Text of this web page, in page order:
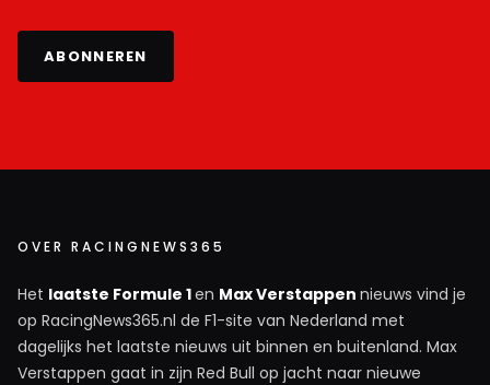
ABONNEREN
OVER RACINGNEWS365
Het laatste Formule 1en Max Verstappen nieuws vind je
op RacingNews365.nl de F1-site van Nederland met
dagelijks het laatste nieuws uit binnen en buitenland. Max
Verstappen gaat in zijn Red Bull op jacht naar nieuwe